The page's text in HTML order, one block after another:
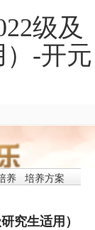
级及
-开元
养 培养方案
究生适用）